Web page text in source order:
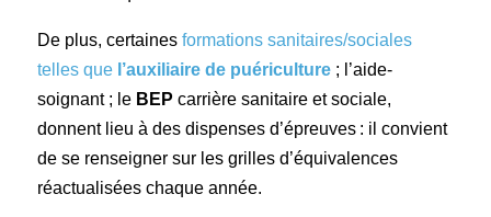
De plus, certaines formations sanitaires/sociales
telles que l’auxiliaire de puériculture; l’aide-
soignant ; le BEP carrière sanitaire et sociale,
donnent lieu à des dispenses d’épreuves : il convient
de se renseigner sur les grilles d’équivalences
réactualisées chaque année.